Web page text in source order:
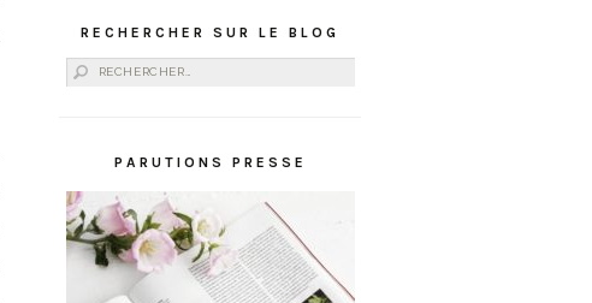
RECHERCHER SUR LE BLOG
Rechercher :
PARUTIONS PRESSE